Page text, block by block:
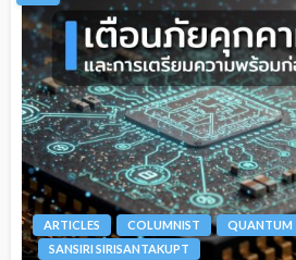
ARTICLES COLUMNIST
QUANTUM
SANSIRI SIRISANTAKUPT